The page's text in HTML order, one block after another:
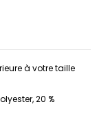
à votre taille
20 %